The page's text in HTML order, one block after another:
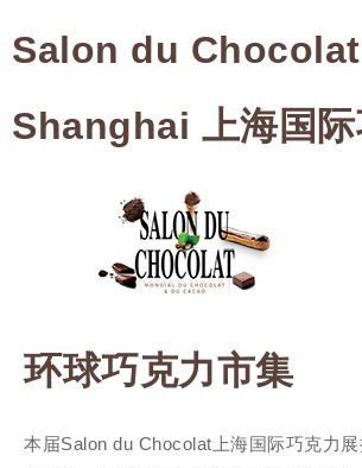
Salon du Chocolat
Shanghai 上海国际
环球巧克力市集
本届Salon du Chocolat上海国际巧克力